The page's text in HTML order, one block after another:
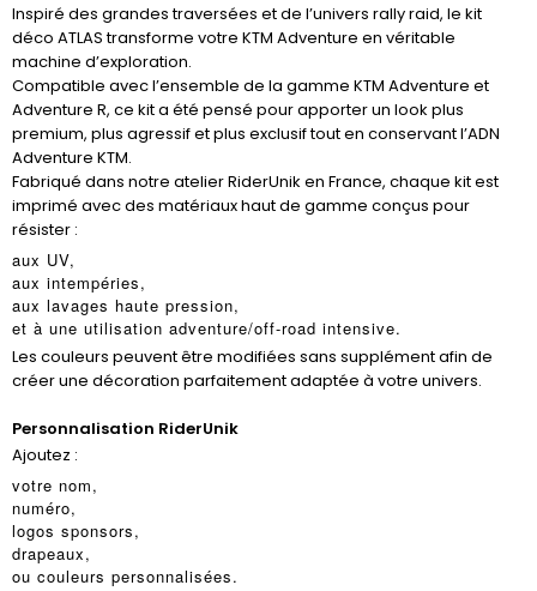
Inspiré des grandes traversées et de l’univers rally raid, le kit
déco ATLAS transforme votre KTM Adventure en véritable
machine d’exploration.
Compatible avec l’ensemble de la gamme KTM Adventure et
Adventure R, ce kit a été pensé pour apporter un look plus
premium, plus agressif et plus exclusif tout en conservant l’ADN
Adventure KTM.
Fabriqué dans notre atelier RiderUnik en France, chaque kit est
imprimé avec des matériaux haut de gamme conçus pour
résister :
aux UV,
aux intempéries,
aux lavages haute pression,
et à une utilisation adventure/off-road intensive.
Les couleurs peuvent être modifiées sans supplément afin de
créer une décoration parfaitement adaptée à votre univers.
Personnalisation RiderUnik
Ajoutez :
votre nom,
numéro,
logos sponsors,
drapeaux,
ou couleurs personnalisées.